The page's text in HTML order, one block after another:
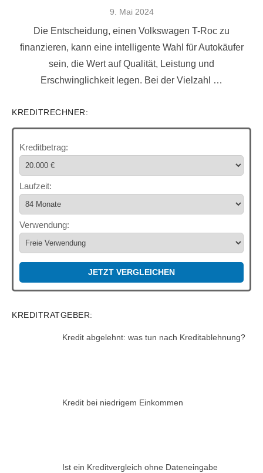
Veröffentlicht
9. Mai 2024
Die Entscheidung, einen Volkswagen T-Roc zu
finanzieren, kann eine intelligente Wahl für Autokäufer
sein, die Wert auf Qualität, Leistung und
Erschwinglichkeit legen. Bei der Vielzahl …
KREDITRECHNER:
Kreditbetrag:
Laufzeit:
Verwendung:
JETZT VERGLEICHEN
KREDITRATGEBER:
Kredit abgelehnt: was tun nach Kreditablehnung?
Kredit bei niedrigem Einkommen
Ist ein Kreditvergleich ohne Dateneingabe